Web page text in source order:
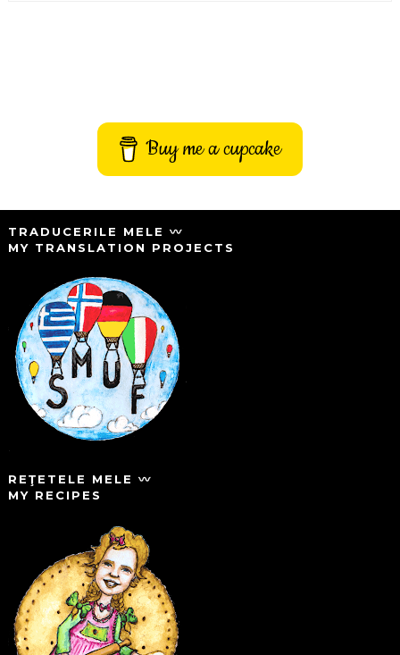
Buy me a cupcake
TRADUCERILE MELE 〰️
MY TRANSLATION PROJECTS
REŢETELE MELE 〰️
MY RECIPES